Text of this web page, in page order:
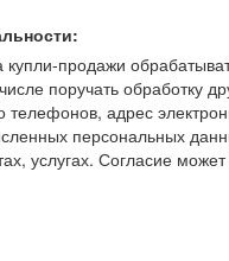
продажи
поручать обработку
адрес
персональных
услугах. Согласие